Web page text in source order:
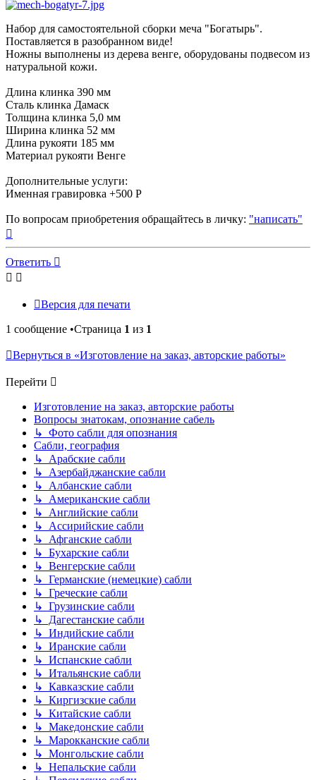
Набор для самостоятельной сборки меча "Богатырь".
Поставляется в разобранном виде!
Ножны выполнены из дерева венге, оборудованы подвесом из
натуральной кожи.
Длина клинка 390 мм
Сталь клинка Дамаск
Толщина клинка 5,0 мм
Ширина клинка 52 мм
Длина рукояти 185 мм
Материал рукояти Венге
Дополнительные услуги:
Именная гравировка +500 Р
По вопросам приобретения обращайтесь в личку: "написать"
началу
Ответить
Версия для печати
1 сообщение •Страница 1 из 1
Вернуться в «Изготовление на заказ, авторские работы»
Перейти
Изготовление на заказ, авторские работы
Вопросы знатокам, опознание сабель
↳ Фото сабли для опознания
Сабли, география
↳ Арабские сабли
↳ Азербайджанские сабли
↳ Албанские сабли
↳ Американские сабли
↳ Английские сабли
↳ Ассирийские сабли
↳ Афганские сабли
↳ Бухарские сабли
↳ Венгерские сабли
↳ Германские (немецкие) сабли
↳ Греческие сабли
↳ Грузинские сабли
↳ Дагестанские сабли
↳ Индийские сабли
↳ Иранские сабли
↳ Испанские сабли
↳ Итальянские сабли
↳ Кавказские сабли
↳ Киргизские сабли
↳ Китайские сабли
↳ Македонские сабли
↳ Марокканские сабли
↳ Монгольские сабли
↳ Непальские сабли